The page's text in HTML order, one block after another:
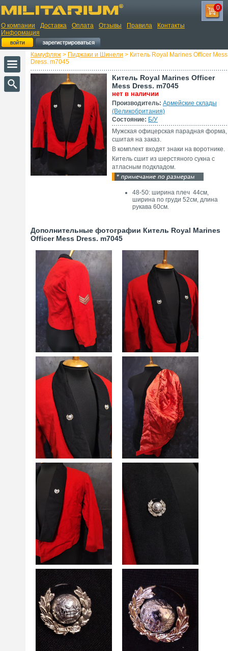
О компании Доставка Оплата Отзывы Правила
Контакты
Информация
0
Камуфляж > Пиджаки и Шинели > Китель Royal Marines Officer Mess
Dress. m7045
Китель Royal Marines Officer
Mess Dress. m7045
нет в наличии
Производитель: Армейские склады
(Великобритания)
Состояние: Б/У
Мужская офицерская парадная форма,
сшитая на заказ.
В комплект входят знаки на воротнике.
Китель сшит из шерстяного сукна с
атласным подкладом.
48-50: ширина плеч 44см,
ширина по груди 52см, длина
рукава 60см.
Дополнительные фотографии Китель Royal Marines
Officer Mess Dress. m7045